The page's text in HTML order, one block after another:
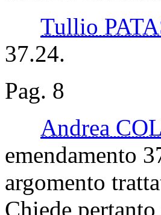
Tullio
37.24.
Pag. 8
Andrea
emendamento
argomento
Chiede